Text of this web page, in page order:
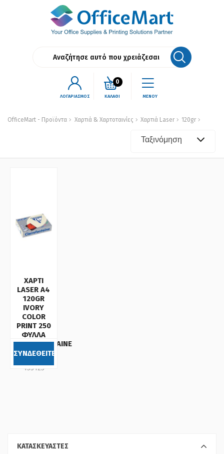
ΛΟΓΑΡΙΑΣΜΟΣ ΚΑΛΑΘΙ
0
ΜΕΝΟΥ
OfficeMart - Προϊόντα Χαρτιά & Χαρτοταινίες Χαρτιά Laser 120gr
Ταξινόμηση
ΚΑΤΑΣΚΕΥΑΣΤΕΣ
ΧΑΡΤΙ
LASER Α4
120GR
IVORY
COLOR
PRINT 250
ΦΥΛΛΑ
CLAIREFONTAINE
Κωδικός:
453123
ΣΥΝΔΕΘΕΙΤΕ